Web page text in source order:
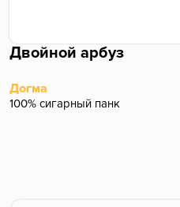
Двойной арбуз
Догма
100% сигарный панк